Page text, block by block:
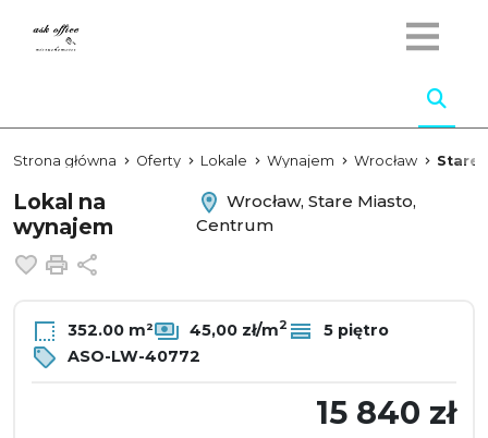
Strona główna Oferty Lokale Wynajem Wrocław Stare
Lokal na
wynajem
Wrocław, Stare Miasto,
Centrum
Dodaj do ulubionych
Drukuj
352.00 m² 45,00 zł/m2
5 piętro
ASO-LW-40772
15 840 zł